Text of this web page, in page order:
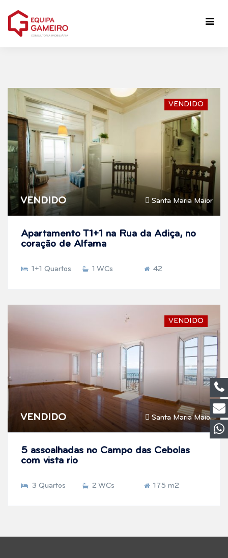
VENDIDO
Santa Maria Maior
VENDIDO
Apartamento T1+1 na Rua da Adiça, no
coração de Alfama
1+1 Quartos 1 WCs 42
VENDIDO
Santa Maria Maior
VENDIDO
5 assoalhadas no Campo das Cebolas
com vista rio
3 Quartos 2 WCs 175 m2